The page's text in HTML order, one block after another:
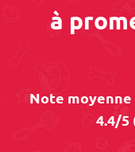
à
Note moyenne
4.4/5